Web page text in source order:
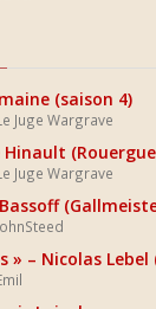
(saison 4)
Juge Wargrave
Hinault
Juge Wargrave
» – Nicolas Lebel